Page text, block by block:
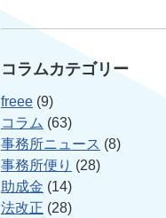
コラムカテゴリー
freee (9)
コラム (63)
事務所ニュース (8)
事務所便り (28)
助成金 (14)
法改正 (28)